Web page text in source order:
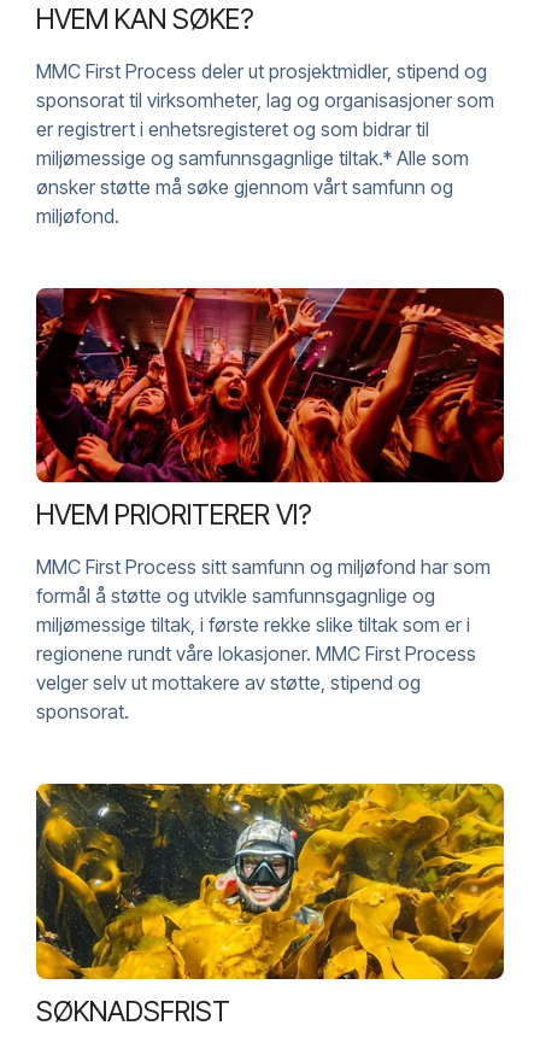
HVEM KAN SØKE?
MMC First Process deler ut prosjektmidler, stipend og
sponsorat til virksomheter, lag og organisasjoner som
er registrert i enhetsregisteret og som bidrar til
miljømessige og samfunnsgagnlige tiltak.* Alle som
ønsker støtte må søke gjennom vårt samfunn og
miljøfond.
HVEM PRIORITERER VI?
MMC First Process sitt samfunn og miljøfond har som
formål å støtte og utvikle samfunnsgagnlige og
miljømessige tiltak, i første rekke slike tiltak som er i
regionene rundt våre lokasjoner. MMC First Process
velger selv ut mottakere av støtte, stipend og
sponsorat.
SØKNADSFRIST